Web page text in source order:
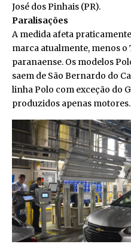
José dos Pinhais (PR).
Paralisações
A medida afeta
marca atualmente, menos o
paranaense. Os modelos
saem de São Bernardo do
linha Polo com exceção do
produzidos apenas motores.